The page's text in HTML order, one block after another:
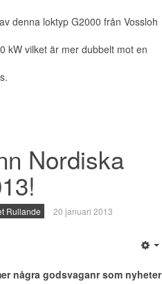
denna loktyp G2000 från Vossloh
kW vilket är mer dubbelt mot en
Nordiska
Rullande
20 januari 2013
några godsvaganr som nyheter